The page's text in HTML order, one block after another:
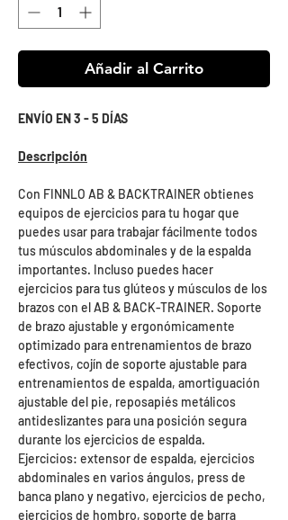
Añadir al Carrito
ENVÍO EN 3 - 5 DÍAS
Descripción
Con FINNLO AB & BACKTRAINER obtienes
equipos de ejercicios para tu hogar que
puedes usar para trabajar fácilmente todos
tus músculos abdominales y de la espalda
importantes. Incluso puedes hacer
ejercicios para tus glúteos y músculos de los
brazos con el AB & BACK-TRAINER. Soporte
de brazo ajustable y ergonómicamente
optimizado para entrenamientos de brazo
efectivos, cojín de soporte ajustable para
entrenamientos de espalda, amortiguación
ajustable del pie, reposapiés metálicos
antideslizantes para una posición segura
durante los ejercicios de espalda.
Ejercicios: extensor de espalda, ejercicios
abdominales en varios ángulos, press de
banca plano y negativo, ejercicios de pecho,
ejercicios de hombro, soporte de barra